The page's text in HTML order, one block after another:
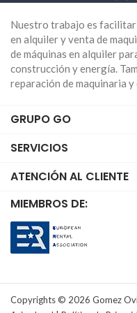
siguientes ventajas:
Ahorras dinero: al
hormigón de
respecto al precio
Dispones de una
mano tienen una
que te permite
Cuentas con el
somos una
experiencia en el
maquinaria de
personalizado,
asesoramiento,
Nuestro trabajo es
en alquiler y venta de
de máquinas en alquiler
construcción y energía.
reparación de maquinaria
GRUPO GO
SERVICIOS
ATENCIÓN AL CLIENTE
MIEMBROS DE:
Copyrights © 2026 Gomez